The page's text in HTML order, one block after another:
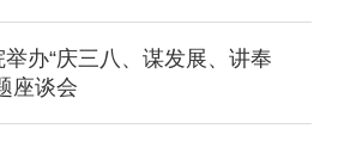
办“庆三八、谋发展、讲奉
座谈会